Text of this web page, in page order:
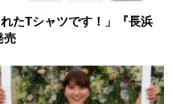
たTシャツです！」『長浜
売